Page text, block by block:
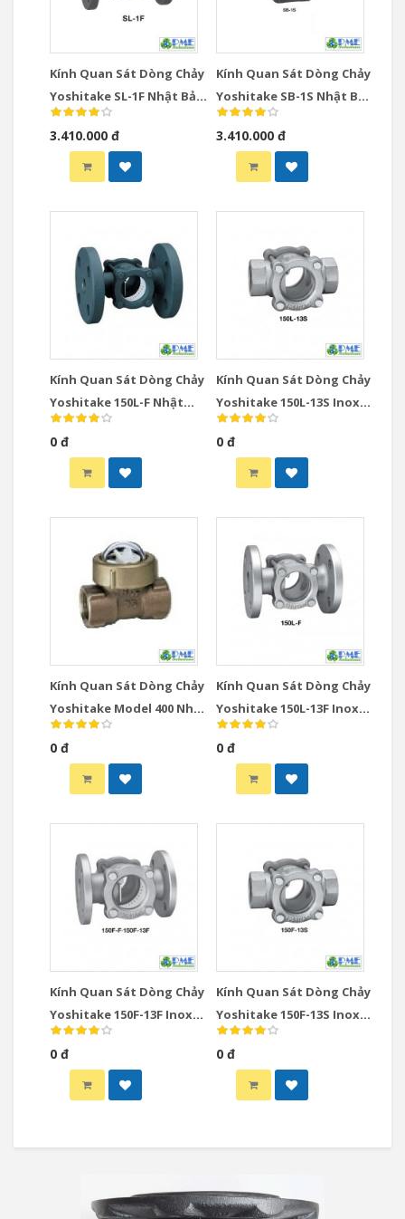
Kính Quan Sát Dòng Chảy
Yoshitake SL-1F Nhật Bản
DN15-DN50 Mặt Bích
JIS10K
3.410.000 đ
Kính Quan Sát Dòng Chảy
Yoshitake SB-1S Nhật Bản
DN15-DN50 Ren JIS Rc
3.410.000 đ
Kính Quan Sát Dòng Chảy
Yoshitake 150L-F Nhật
Bản DN65-DN150 JIS10K
0 đ
Kính Quan Sát Dòng Chảy
Yoshitake 150L-13S Inox
Nhật Bản DN15-DN50 Ren
JIS Rc
0 đ
Kính Quan Sát Dòng Chảy
Yoshitake Model 400 Nhật
Bản DN10-DN25 Spinner
Type
0 đ
Kính Quan Sát Dòng Chảy
Yoshitake 150L-13F Inox
Nhật Bản DN15-DN100
JIS10K
0 đ
Kính Quan Sát Dòng Chảy
Yoshitake 150F-13F Inox
Nhật Bản DN15-DN100
JIS10K
0 đ
Kính Quan Sát Dòng Chảy
Yoshitake 150F-13S Inox
Nhật Bản DN15-DN50
0 đ